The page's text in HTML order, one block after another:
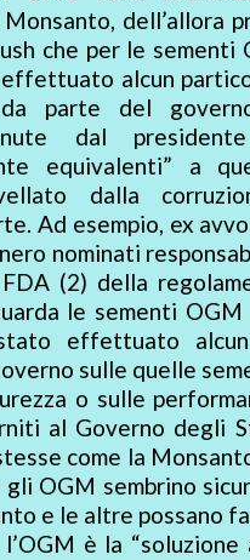
dell’allora
che per le sementi
alcun
parte del
dal
equivalenti” a
dalla
Ad esempio, ex
nominati
(2) della
le sementi
effettuato
sulle quelle
o sulle
al Governo degli
come la
OGM sembrino
e le altre possano
è la “soluzione